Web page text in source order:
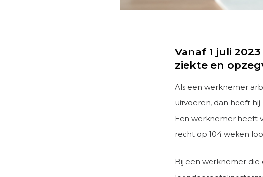
Vanaf 1 juli
ziekte en
Als een werknemer
uitvoeren, dan heeft
Een werknemer heeft
recht op 104 weken
Bij een werknemer